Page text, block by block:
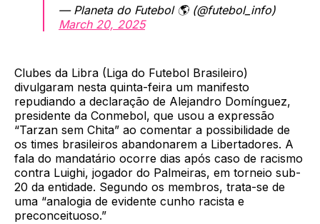
— Planeta do Futebol 🌎 (@futebol_info)
March 20, 2025
Clubes da Libra (Liga do Futebol Brasileiro)
divulgaram nesta quinta-feira um manifesto
repudiando a declaração de Alejandro Domínguez,
presidente da Conmebol, que usou a expressão
“Tarzan sem Chita” ao comentar a possibilidade de
os times brasileiros abandonarem a Libertadores. A
fala do mandatário ocorre dias após caso de racismo
contra Luighi, jogador do Palmeiras, em torneio sub-
20 da entidade. Segundo os membros, trata-se de
uma “analogia de evidente cunho racista e
preconceituoso.”